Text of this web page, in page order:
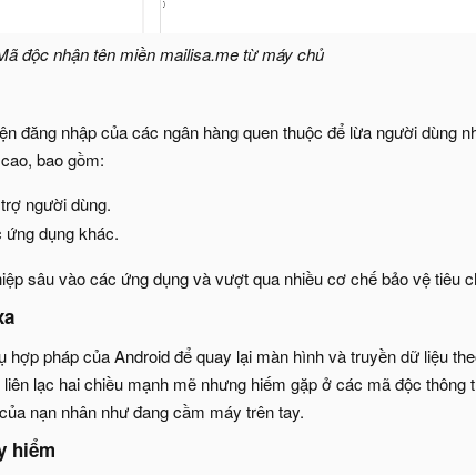
độc nhận tên miền mailisa.me từ máy chủ
đăng nhập của các ngân hàng quen thuộc để lừa người dùng
bao gồm:
người dùng.
ứng dụng khác.
sâu vào các ứng dụng và vượt qua nhiều cơ chế bảo vệ tiêu
pháp của Android để quay lại màn hình và truyền dữ liệu
lạc hai chiều mạnh mẽ nhưng hiếm gặp ở các mã độc thông
nạn nhân như đang cầm máy trên tay.
hiểm